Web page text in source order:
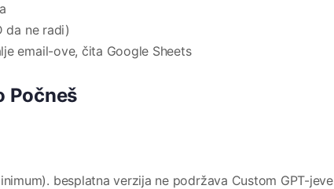
da ne radi)
email-ove, čita Google Sheets
Počneš
besplatna verzija ne podržava Custom GPT-jeve